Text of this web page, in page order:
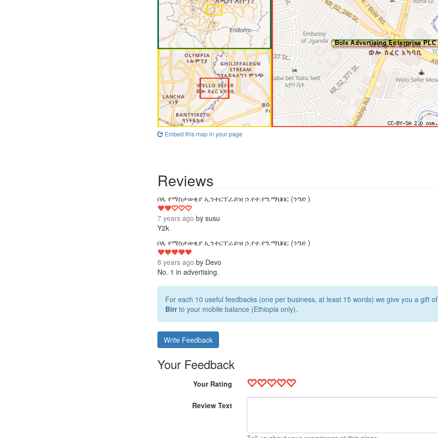
Embed this map in your page
Reviews
ቦሌ የማስታወቂያ ኢንተርፕራይዝ ኃ.የተ.የግ.ማህበር (ንግድ )
7 years ago by susu
Y2k
ቦሌ የማስታወቂያ ኢንተርፕራይዝ ኃ.የተ.የግ.ማህበር (ንግድ )
8 years ago by Devo
No. 1 in advertising.
For each 10 useful feedbacks (one per business, at least 15 words) we give you a gift
Birrto your mobile balance (Ethiopia only).
Write Feedback
Your Feedback
Your Rating
Review Text